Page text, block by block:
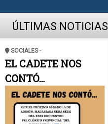
ÚLTIMAS NOTICIAS
SOCIALES -
EL CADETE NOS
CONTÓ...